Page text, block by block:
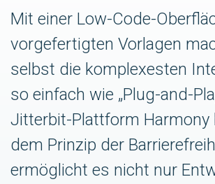
Mit einer Low-Code-
vorgefertigten Vorlagen
selbst die komplexesten
so einfach wie „Plug-and-
Jitterbit-Plattform Harmony
dem Prinzip der
ermöglicht es nicht nur